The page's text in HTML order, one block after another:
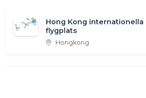
Hong Kong internationella
flygplats
Hongkong